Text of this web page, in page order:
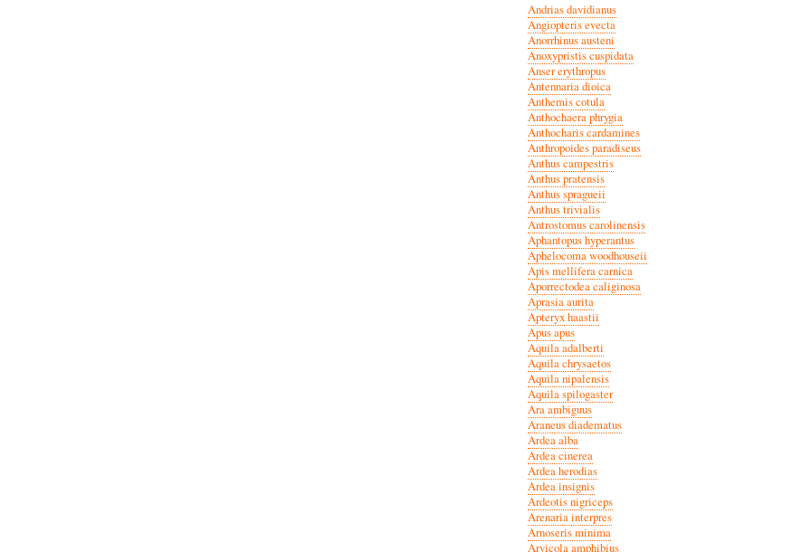
Andrias davidianus
Angiopteris evecta
Anorrhinus austeni
Anoxypristis cuspidata
Anser erythropus
Antennaria dioica
Anthemis cotula
Anthochaera phrygia
Anthocharis cardamines
Anthropoides paradiseus
Anthus campestris
Anthus pratensis
Anthus spragueii
Anthus trivialis
Antrostomus carolinensis
Aphantopus hyperantus
Aphelocoma woodhouseii
Apis mellifera carnica
Aporrectodea caliginosa
Aprasia aurita
Apteryx haastii
Apus apus
Aquila adalberti
Aquila chrysaetos
Aquila nipalensis
Aquila spilogaster
Ara ambiguus
Araneus diadematus
Ardea alba
Ardea cinerea
Ardea herodias
Ardea insignis
Ardeotis nigriceps
Arenaria interpres
Arnoseris minima
Arvicola amphibius